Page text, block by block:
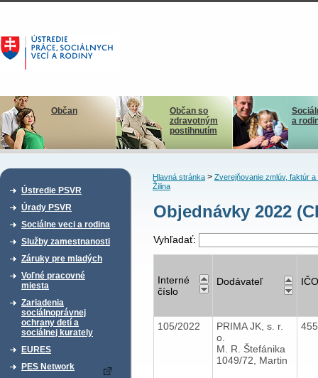
Občan
Občan so
zdravotným
postihnutím
a
Ústredie PSVR
Úrady PSVR
Sociálne veci a rodina
Služby zamestnanosti
Záruky pre mladých
Voľné pracovné
miesta
Zariadenia
sociálnoprávnej
ochrany detí a
sociálnej kurately
EURES
PES Network
Hlavná stránka> Zverejňovanie zmlúv, faktúr a
Žilina
Objednávky 2022
Vyhľadať:
Interné
číslo
Dodávateľ IČO
105/2022
PRIMA JK, s. r.
o.
M. R. Štefánika
1049/72, Martin